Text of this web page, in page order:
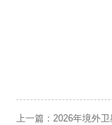
上一篇：2026年境外